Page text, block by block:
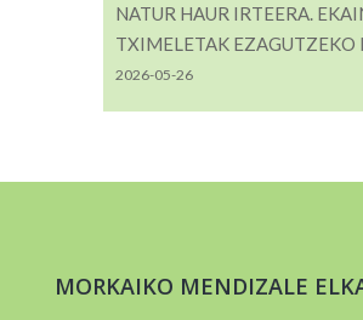
NATUR HAUR IRTEERA.
TXIMELETAK EZAGUTZEKO
2026-05-26
MORKAIKO MENDIZALE